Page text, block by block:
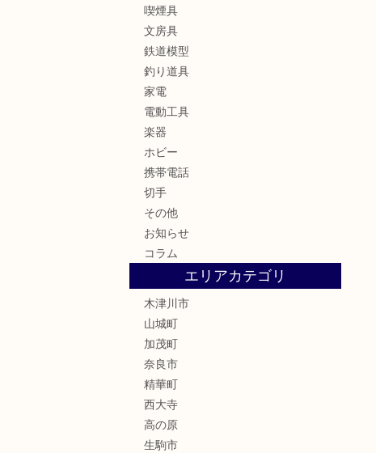
喫煙具
文房具
鉄道模型
釣り道具
家電
電動工具
楽器
ホビー
携帯電話
切手
その他
お知らせ
コラム
エリアカテゴリ
木津川市
山城町
加茂町
奈良市
精華町
西大寺
高の原
生駒市